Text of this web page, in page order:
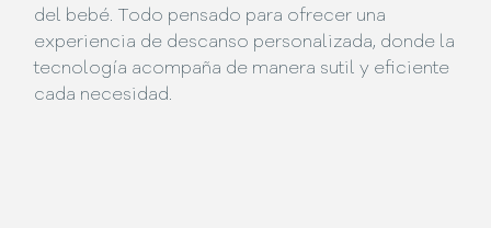
del bebé. Todo pensado para ofrecer una
experiencia de descanso personalizada, donde la
tecnología acompaña de manera sutil y eficiente
cada necesidad.